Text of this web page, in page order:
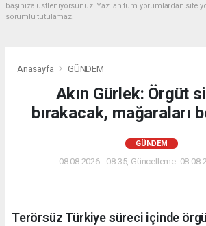
başınıza üstleniyorsunuz. Yazılan tüm yorumlardan site
sorumlu tutulamaz.
Anasayfa GÜNDEM
Akın Gürlek: Örgüt
bırakacak, mağaraları
GÜNDEM
08.08.2026 - 08:35, Güncelleme:
Terörsüz Türkiye süreci içinde